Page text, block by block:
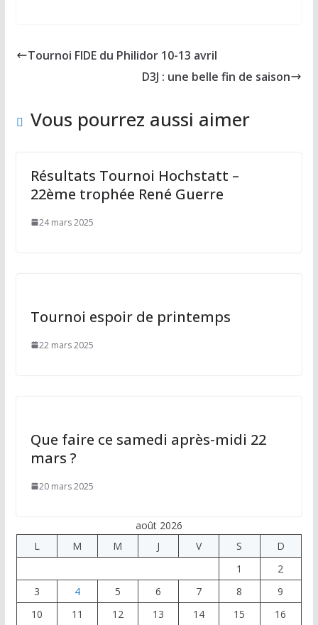
b
k
d l g
er
Tournoi FIDE du Philidor 10-13 avril
D3J : une belle fin de saison
Vous pourrez aussi aimer
Résultats Tournoi Hochstatt –
22ème trophée René Guerre
24 mars 2025
Tournoi espoir de printemps
22 mars 2025
Que faire ce samedi après-midi 22
mars ?
20 mars 2025
août 2026
L
M M J V S
D
1
2
3
4 5 6 7 8
9
10
11 12 13 14 15 16